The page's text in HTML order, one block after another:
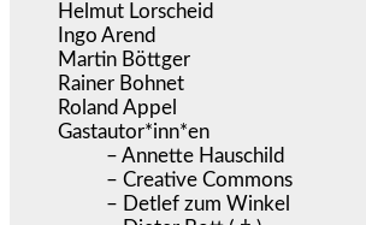
Helmut Lorscheid
Ingo Arend
Martin Böttger
Rainer Bohnet
Roland Appel
Gastautor*inn*en
– Annette Hauschild
– Creative Commons
– Detlef zum Winkel